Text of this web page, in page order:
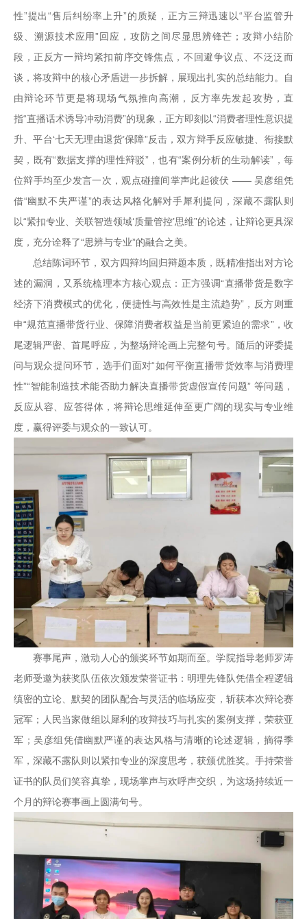
性”提出“售后纠纷率上升”的质疑，正方三辩迅速以“平台监管升
级、溯源技术应用”回应，攻防之间尽显思辨锋芒；攻辩小结阶
段，正反方一辩均紧扣前序交锋焦点，不回避争议点、不泛泛而
谈，将攻辩中的核心矛盾进一步拆解，展现出扎实的总结能力。自
由辩论环节更是将现场气氛推向高潮，反方率先发起攻势，直
指“直播话术诱导冲动消费”的现象，正方即刻以“消费者理性意识提
升、平台‘七天无理由退货’保障”反击，双方辩手反应敏捷、衔接默
契，既有“数据支撑的理性辩驳”，也有“案例分析的生动解读”，每
位辩手均至少发言一次，观点碰撞间掌声此起彼伏 —— 吴彦组凭
借“幽默不失严谨”的表达风格化解对手犀利提问，深藏不露队则
以“紧扣专业、关联智造领域‘质量管控’思维”的论述，让辩论更具深
度，充分诠释了“思辨与专业”的融合之美。
总结陈词环节，双方四辩均回归辩题本质，既精准指出对方论
述的漏洞，又系统梳理本方核心观点：正方强调“直播带货是数字
经济下消费模式的优化，便捷性与高效性是主流趋势”，反方则重
申“规范直播带货行业、保障消费者权益是当前更紧迫的需求”，收
尾逻辑严密、首尾呼应，为整场辩论画上完整句号。随后的评委提
问与观众提问环节，选手们面对“如何平衡直播带货效率与消费理
性”“智能制造技术能否助力解决直播带货虚假宣传问题” 等问题，
反应从容、应答得体，将辩论思维延伸至更广阔的现实与专业维
度，赢得评委与观众的一致认可。
赛事尾声，激动人心的颁奖环节如期而至。学院指导老师罗涛
老师受邀为获奖队伍依次颁发荣誉证书：明理先锋队凭借全程逻辑
缜密的立论、默契的团队配合与灵活的临场应变，斩获本次辩论赛
冠军；人民当家做组以犀利的攻辩技巧与扎实的案例支撑，荣获亚
军；吴彦组凭借幽默严谨的表达风格与清晰的论述逻辑，摘得季
军，深藏不露队则以紧扣专业的深度思考，获颁优胜奖。手持荣誉
证书的队员们笑容真挚，现场掌声与欢呼声交织，为这场持续近一
个月的辩论赛事画上圆满句号。